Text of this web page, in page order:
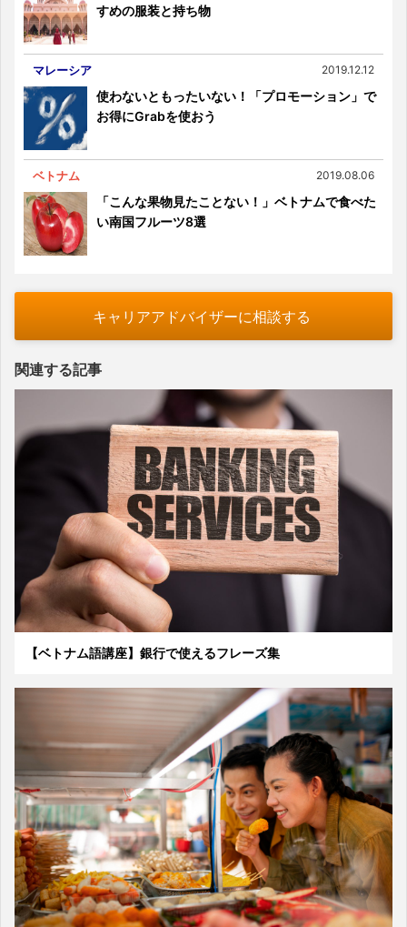
すめの服装と持ち物
マレーシア 2019.12.12
使わないともったいない！「プロモーション」で
お得にGrabを使おう
ベトナム 2019.08.06
「こんな果物見たことない！」ベトナムで食べた
い南国フルーツ8選
キャリアアドバイザーに相談する
関連する記事
【ベトナム語講座】銀行で使えるフレーズ集